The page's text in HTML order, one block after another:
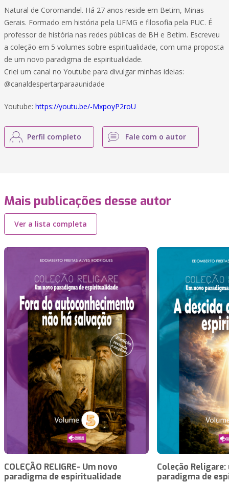
Natural de Coromandel. Há 27 anos reside em Betim, Minas
Gerais. Formado em história pela UFMG e filosofia pela PUC. É
professor de história nas redes públicas de BH e Betim. Escreveu
a coleção em 5 volumes sobre espiritualidade, com uma proposta
de um novo paradigma de espiritualidade.
Criei um canal no Youtube para divulgar minhas ideias:
@canaldespertarparaaunidade
Youtube: https://youtu.be/-MxpoyP2roU
Perfil completo Fale com o autor
Mais publicações desse autor
Ver a lista completa
COLEÇÃO RELIGRE- Um novo
paradigma de espiritualidade
Coleção
paradigma de